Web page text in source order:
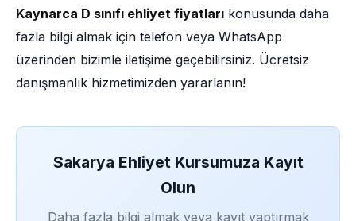
Kaynarca D sınıfı ehliyet fiyatları konusunda daha
fazla bilgi almak için telefon veya WhatsApp
üzerinden bizimle iletişime geçebilirsiniz. Ücretsiz
danışmanlık hizmetimizden yararlanın!
Sakarya Ehliyet Kursumuza Kayıt
Olun
Daha fazla bilgi almak veya kayıt yaptırmak